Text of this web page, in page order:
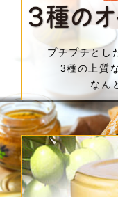
プチプチとし
3種の上質
なん